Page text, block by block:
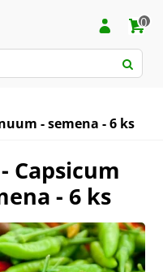
0
- semena - 6 ks
Capsicum
- 6 ks